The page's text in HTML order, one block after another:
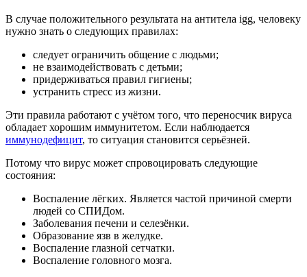
В случае положительного результата на антитела igg, человеку
нужно знать о следующих правилах:
следует ограничить общение с людьми;
не взаимодействовать с детьми;
придерживаться правил гигиены;
устранить стресс из жизни.
Эти правила работают с учётом того, что переносчик вируса
обладает хорошим иммунитетом. Если наблюдается
иммунодефицит, то ситуация становится серьёзней.
Потому что вирус может спровоцировать следующие
состояния:
Воспаление лёгких. Является частой причиной смерти
людей со СПИДом.
Заболевания печени и селезёнки.
Образование язв в желудке.
Воспаление глазной сетчатки.
Воспаление головного мозга.